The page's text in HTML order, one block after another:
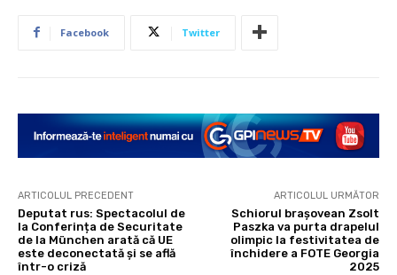
Facebook Twitter
ARTICOLUL PRECEDENT
Deputat rus: Spectacolul de
la Conferința de Securitate
de la München arată că UE
este deconectată și se află
într-o criză
ARTICOLUL URMĂTOR
Schiorul brașovean Zsolt
Paszka va purta drapelul
olimpic la festivitatea de
închidere a FOTE Georgia
2025